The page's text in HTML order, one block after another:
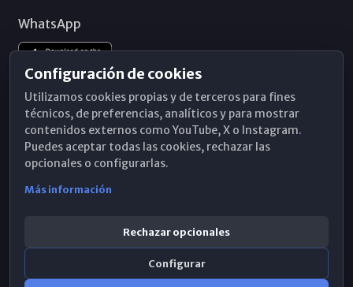
WhatsApp
Configuración de cookies
Utilizamos cookies propias y de terceros para fines
técnicos, de preferencias, analíticos y para mostrar
contenidos externos como YouTube, X o Instagram.
Puedes aceptar todas las cookies, rechazar las
opcionales o configurarlas.
Más información
Rechazar opcionales
Configurar